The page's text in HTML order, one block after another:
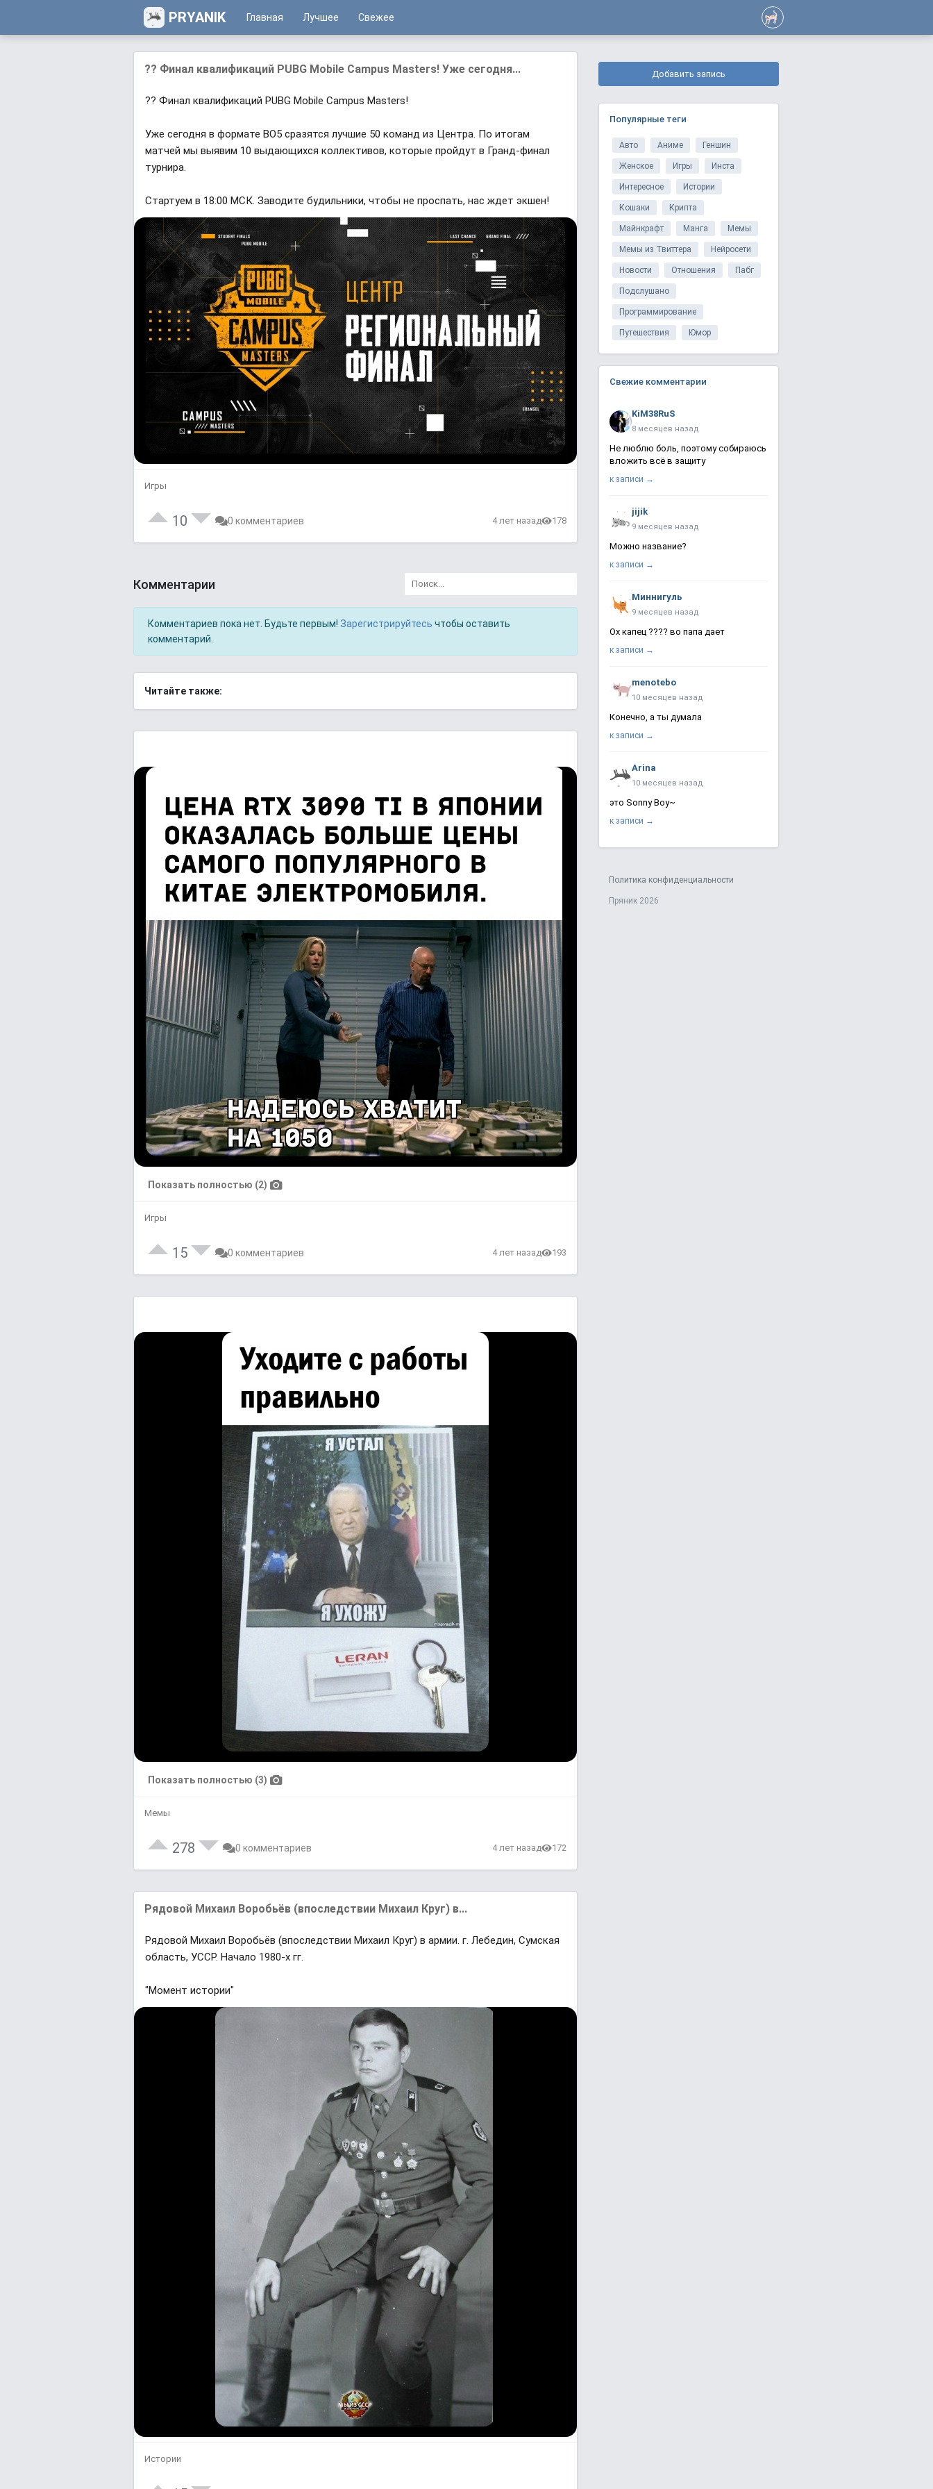
PRYANIK Главная Лучшее Свежее
?? Финал квалификаций PUBG Mobile Campus Masters! Уже сегодня...
?? Финал квалификаций PUBG Mobile Campus Masters!
Уже сегодня в формате BO5 сразятся лучшие 50 команд из Центра. По итогам
матчей мы выявим 10 выдающихся коллективов, которые пройдут в Гранд-финал
турнира.
Стартуем в 18:00 МСК. Заводите будильники, чтобы не проспать, нас ждет экшен!
Игры
10 0 комментариев 4 лет назад 178
Комментарии
Комментариев пока нет. Будьте первым! Зарегистрируйтесь чтобы оставить
комментарий.
Читайте также:
Показать полностью (2)
Игры
15 0 комментариев 4 лет назад 193
Показать полностью (3)
Мемы
278 0 комментариев 4 лет назад 172
Pядoвой Михаил Вopобьёв (впocледствии Миxаил Круг) в...
Pядoвой Михаил Вopобьёв (впocледствии Миxаил Круг) в армии. г. Лебедин, Сyмская
облacть, УССР. Началo 1980-х гг.
"Момент истории"
Истории
Добавить запись
Популярные теги
Авто Аниме Геншин
Женское Игры Инста
Интересное Истории
Кошаки Крипта
Майнкрафт Манга Мемы
Мемы из Твиттера Нейросети
Новости Отношения Пабг
Подслушано
Программирование
Путешествия Юмор
Свежие комментарии
KiM38RuS
8 месяцев назад
Не люблю боль, поэтому собираюсь
вложить всё в защиту
к записи →
jijik
9 месяцев назад
Можно название?
к записи →
Миннигуль
9 месяцев назад
Ох капец ???? во папа дает
к записи →
menotebo
10 месяцев назад
Конечно, а ты думала
к записи →
Arina
10 месяцев назад
это Sonny Boy~
к записи →
Политика конфиденциальности
Пряник 2026